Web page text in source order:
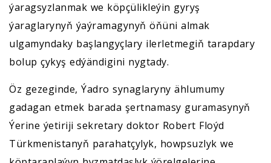
ýaragsyzlanmak we köpçülikleýin gyryş
ýaraglarynyň ýaýramagynyň öňüni almak
ulgamyndaky başlangyçlary ilerletmegiň tarapdary
bolup çykyş edýändigini nygtady.
Öz gezeginde, Ýadro synaglaryny ählumumy
gadagan etmek barada şertnamasy guramasynyň
Ýerine ýetiriji sekretary doktor Robert Floýd
Türkmenistanyň parahatçylyk, howpsuzlyk we